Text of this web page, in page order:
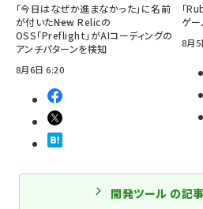
「今日はなぜか進まなかった」に名前
が付いた――New Relicの
OSS「Preflight」がAIコーディングの
アンチパターンを検知
8月6日 6:20
「
ゲー
8月
開発ツール の記